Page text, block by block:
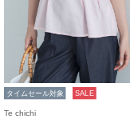
タイムセール対象 SALE
Te chichi